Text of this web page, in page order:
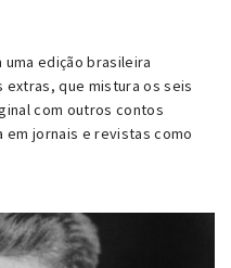
edição brasileira
que mistura os seis
com outros contos
jornais e revistas como